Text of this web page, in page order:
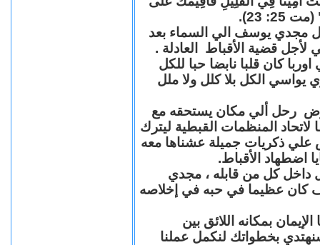
23).
مجدي يوسف الي السماء بعد
قضية الأقباط العادلة .
كان قلبا نابضا حبا للكل
يواسي الكل بلا كلل ولا ملل
رحل ألي مكان يستحقه مع
المنظمات القبطية ليترك
علي ذكريات جميلة عشناها معه
اضطهاد الأقباط.
داخل كل من قابله ، مجدي
عظيما في حبه في إخلاصه
بمكانه اللائق بين
بخطواتك لنكمل عملنا